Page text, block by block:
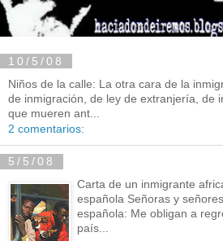
10/5/08
Niños de la calle: La otra cara de la
de inmigración, de ley de extranjería, de
que mueren ant...
2 comentarios:
5/5/08
Carta de un inmigrante
española Señoras y
española: Me obligan a
país...